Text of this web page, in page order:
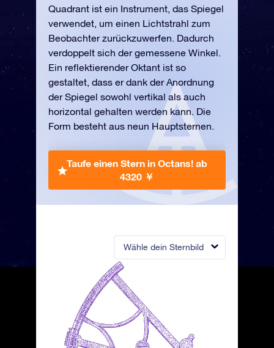
Wähle dein Sternbild
Quadrant ist ein Instrument, das Spiegel
verwendet, um einen Lichtstrahl zum
Beobachter zurückzuwerfen. Dadurch
verdoppelt sich der gemessene Winkel.
Ein reflektierender Oktant ist so
gestaltet, dass er dank der Anordnung
der Spiegel sowohl vertikal als auch
horizontal gehalten werden kann. Die
Form besteht aus neun Hauptsternen.
Taufe einen Stern in Octans! ab
4320 ￥